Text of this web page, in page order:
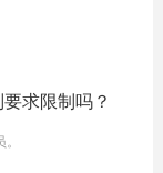
求限制吗？